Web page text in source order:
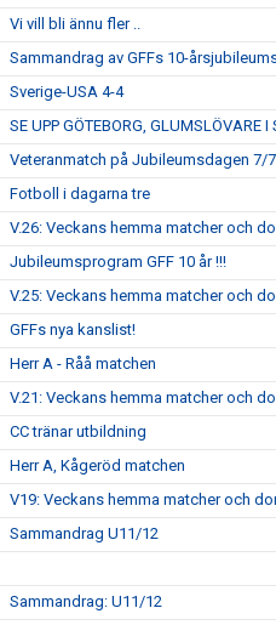
Vi vill bli ännu fler ..
Sammandrag av GFFs 10-
Sverige-USA 4-4
SE UPP GÖTEBORG, GLUMSLÖVARE I
Veteranmatch på Jubileumsdagen 7/7
Fotboll i dagarna tre
V.26: Veckans hemma matcher och
Jubileumsprogram GFF 10 år !!!
V.25: Veckans hemma matcher och
GFFs nya kanslist!
Herr A - Råå matchen
V.21: Veckans hemma matcher och
CC tränar utbildning
Herr A, Kågeröd matchen
V19: Veckans hemma matcher och
Sammandrag U11/12
Sammandrag: U11/12